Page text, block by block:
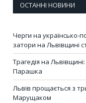
ОСТАННІ НОВИНИ
Черги на українсько-
затори на Львівщині
Трагедія на
Парашка
Львів прощається з
Марущаком